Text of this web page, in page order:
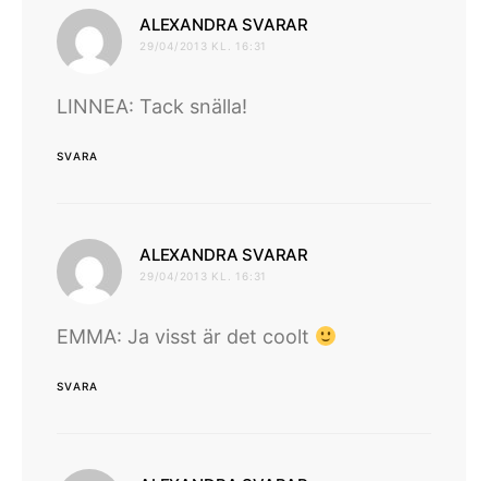
ALEXANDRA SVARAR
29/04/2013 KL. 16:31
LINNEA: Tack snälla!
SVARA
ALEXANDRA SVARAR
29/04/2013 KL. 16:31
EMMA: Ja visst är det coolt
SVARA